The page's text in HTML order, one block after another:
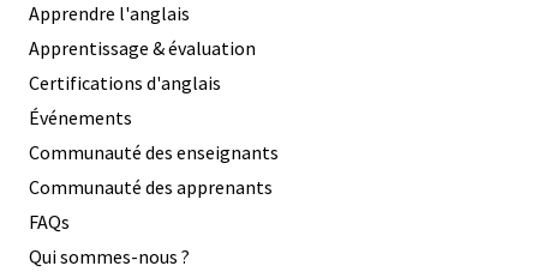
Apprendre l'anglais
Apprentissage & évaluation
Certifications d'anglais
Événements
Communauté des enseignants
Communauté des apprenants
FAQs
Qui sommes-nous ?